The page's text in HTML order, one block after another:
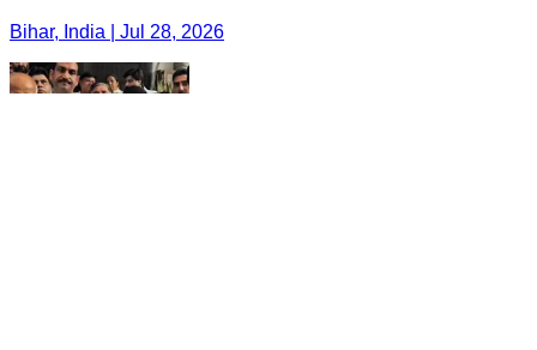
Bihar, India | Jul 28, 2026